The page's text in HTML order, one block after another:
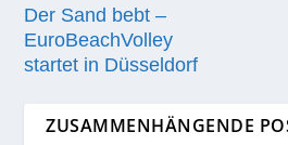
Der Sand bebt –
EuroBeachVolley
startet in Düsseldorf
ZUSAMMENHÄNGENDE